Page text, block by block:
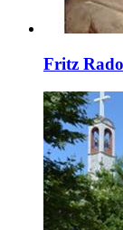
Fritz